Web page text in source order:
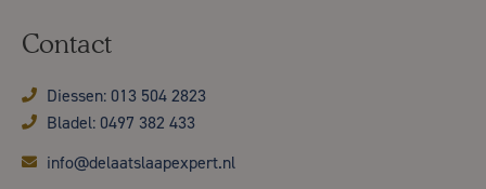
Contact
Diessen: 013 504 2823
Bladel: 0497 382 433
info@delaatslaapexpert.nl